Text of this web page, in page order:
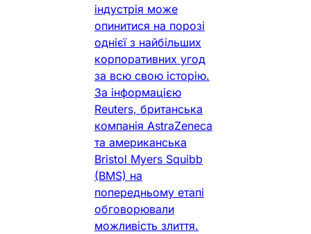
індустрія може
опинитися на порозі
однієї з найбільших
корпоративних угод
за всю свою історію.
За інформацією
Reuters, британська
компанія AstraZeneca
та американська
Bristol Myers Squibb
(BMS) на
попередньому етапі
обговорювали
можливість злиття.